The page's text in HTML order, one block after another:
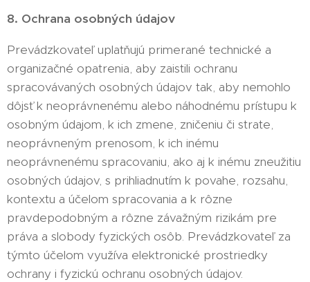
8. Ochrana osobných údajov
Prevádzkovateľ uplatňujú primerané technické a
organizačné opatrenia, aby zaistili ochranu
spracovávaných osobných údajov tak, aby nemohlo
dôjsť k neoprávnenému alebo náhodnému prístupu k
osobným údajom, k ich zmene, zničeniu či strate,
neoprávneným prenosom, k ich inému
neoprávnenému spracovaniu, ako aj k inému zneužitiu
osobných údajov, s prihliadnutím k povahe, rozsahu,
kontextu a účelom spracovania a k rôzne
pravdepodobným a rôzne závažným rizikám pre
práva a slobody fyzických osôb. Prevádzkovateľ za
týmto účelom využíva elektronické prostriedky
ochrany i fyzickú ochranu osobných údajov.